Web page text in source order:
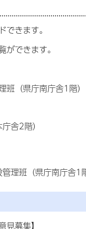
できます。
できます。
班（県庁南庁舎1階
舎2階）
理班（県庁南庁舎1
見募集】